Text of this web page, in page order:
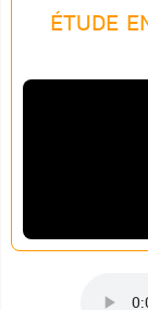
ÉTUDE